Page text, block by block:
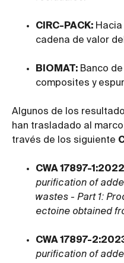
CIRC-PACK:
cadena de valor
BIOMAT: Banco
composites y
Algunos de los
han trasladado al
través de los siguiente
CWA 17897-1:2022
purification of
wastes - Part 1:
ectoine obtained
CWA 17897-
purification of